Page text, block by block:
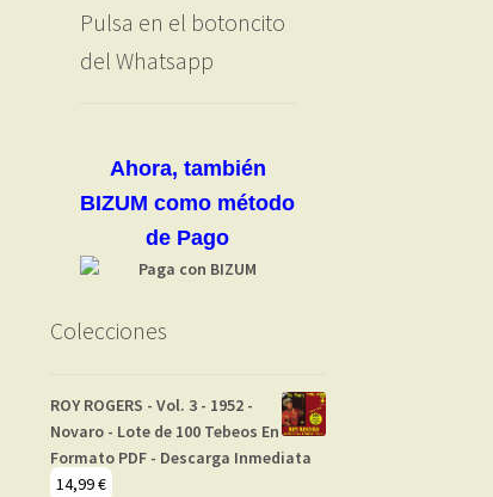
Pulsa en el botoncito
del Whatsapp
Ahora, también
BIZUM como método
de Pago
Colecciones
ROY ROGERS - Vol. 3 - 1952 -
Novaro - Lote de 100 Tebeos En
Formato PDF - Descarga Inmediata
14,99€